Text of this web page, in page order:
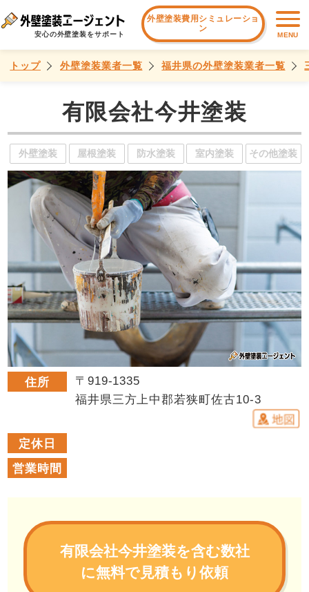
安心の外壁塗装をサポート
外壁塗装費用シミュレーショ
ン
MENU
トップ 外壁塗装業者一覧 福井県の外壁塗装業者一覧
有限会社今井塗装
外壁塗装 屋根塗装 防水塗装 室内塗装 その他塗装
住所
〒919-1335
福井県三方上中郡若狭町佐古10-3
定休日
営業時間
有限会社今井塗装を含む数社
に無料で見積もり依頼